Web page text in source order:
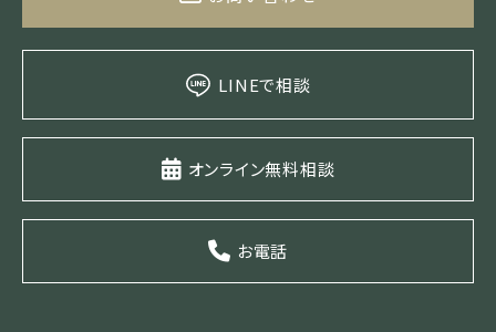
LINEで相談
オンライン無料相談
お電話